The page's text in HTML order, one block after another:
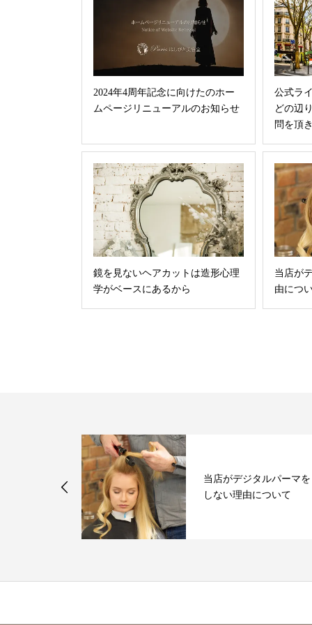
2024年4周年記念に向けたのホー
ムページリニューアルのお知らせ
公式ラ
どの辺
問を頂
鏡を見ないヘアカットは造形心理
学がベースにあるから
当店が
由につ
当店がデジタルパーマを
しない理由について